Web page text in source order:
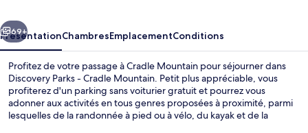
Mountain
Suivant
69+
PrésentationChambresEmplacementConditions
Profitez de votre passage à Cradle Mountain pour séjourner dans
Discovery Parks - Cradle Mountain. Petit plus appréciable, vous
profiterez d'un parking sans voiturier gratuit et pourrez vous
adonner aux activités en tous genres proposées à proximité, parmi
lesquelles de la randonnée à pied ou à vélo, du kayak et de la